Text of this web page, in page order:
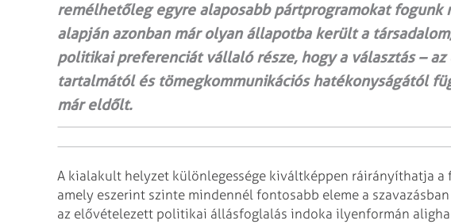
remélhetőleg egyre alaposabb pártprogramokat fogunk
alapján azonban már olyan állapotba került a
politikai preferenciát vállaló része, hogy a választás –
tartalmától és tömegkommunikációs hatékonyságától
már eldőlt.
A kialakult helyzet különlegessége kiváltképpen ráirányíthatja a
amely eszerint szinte mindennél fontosabb eleme a
az elővételezett politikai állásfoglalás indoka ilyenformán aligha